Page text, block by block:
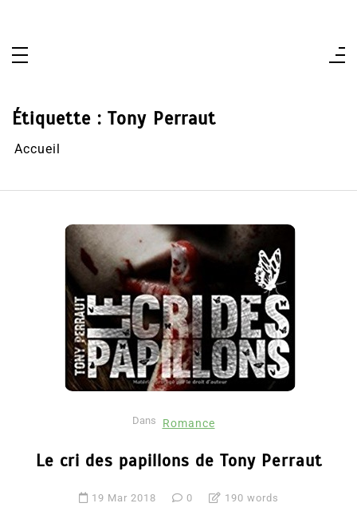
Étiquette : Tony Perraut
Accueil
Dans Romance
Le cri des papillons de Tony Perraut
19 Mar 2018 0 190 words